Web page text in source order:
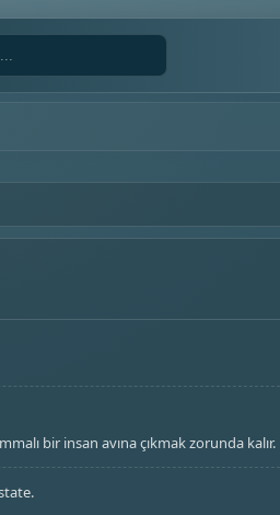
bir insan avına çıkmak zorunda kalır.